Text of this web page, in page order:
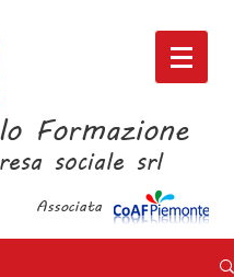
Formazione
sociale srl
Associata